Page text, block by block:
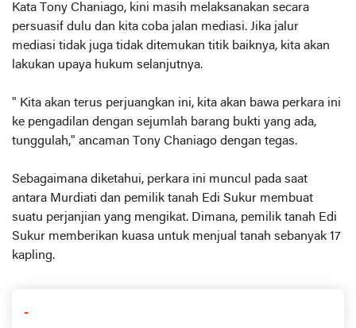
Kata Tony Chaniago, kini masih melaksanakan secara
persuasif dulu dan kita coba jalan mediasi. Jika jalur
mediasi tidak juga tidak ditemukan titik baiknya, kita akan
lakukan upaya hukum selanjutnya.
" Kita akan terus perjuangkan ini, kita akan bawa perkara ini
ke pengadilan dengan sejumlah barang bukti yang ada,
tunggulah," ancaman Tony Chaniago dengan tegas.
Sebagaimana diketahui, perkara ini muncul pada saat
antara Murdiati dan pemilik tanah Edi Sukur membuat
suatu perjanjian yang mengikat. Dimana, pemilik tanah Edi
Sukur memberikan kuasa untuk menjual tanah sebanyak 17
kapling.
-